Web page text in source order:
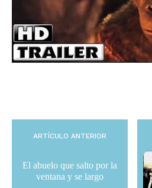
ARTÍCULO ANTERIOR
El abuelo que salto por la
ventana y se largo